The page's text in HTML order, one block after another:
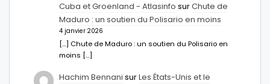
Cuba et Groenland - Atlasinfo surChute de
Maduro : un soutien du Polisario en moins
4 janvier 2026
[…] Chute de Maduro : un soutien du Polisario en
moins […]
Hachim Bennani surLes États-Unis et le